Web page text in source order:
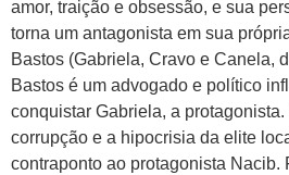
amor, traição e obsessão, e sua
torna um antagonista em sua
Bastos (Gabriela, Cravo e Canela,
Bastos é um advogado e político
conquistar Gabriela, a
corrupção e a hipocrisia da elite
contraponto ao protagonista Nacib.